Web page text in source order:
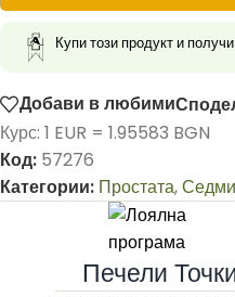
Купи този продукт и получи
Добави в любими
Курс: 1 EUR = 1.95583 BGN
Код: 57276
Категории: Простата,
Печели